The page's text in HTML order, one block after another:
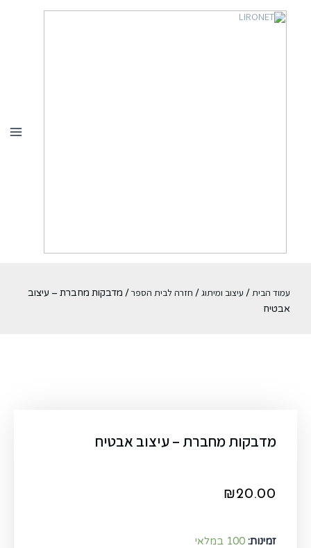
עמוד הבית/ עיצוב ומיתוג/ חזרה לבית הספר/ מדבקות מחברת – עיצוב
אבטיח
מדבקות מחברת – עיצוב אבטיח
₪20.00
זמינות: 100 במלאי